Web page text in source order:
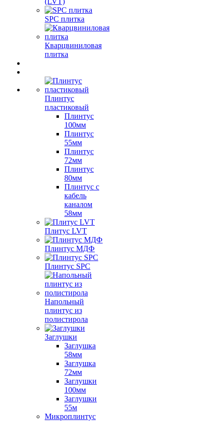
SPC плитка
Кварцвиниловая
плитка
Плинтус
пластиковый
Плинтус
100мм
Плинтус
55мм
Плинтус
72мм
Плинтус
80мм
Плинтус с
кабель
каналом
58мм
Плитус LVT
Плинтус МДФ
Плинтус SPC
Напольный
плинтус из
полистирола
Заглушки
Заглушка
58мм
Заглушка
72мм
Заглушки
100мм
Заглушки
55м
Микроплинтус